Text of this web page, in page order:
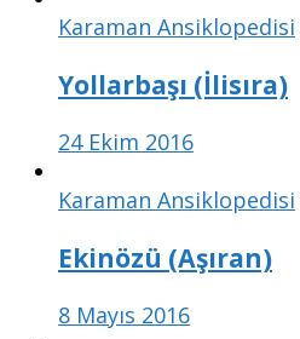
Karaman Ansiklopedisi
Yollarbaşı (İlisıra)
24 Ekim 2016
Karaman Ansiklopedisi
Ekinözü (Aşıran)
8 Mayıs 2016